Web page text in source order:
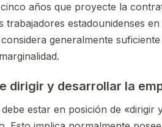
años que proyecte la
trabajadores estadounidenses
generalmente
dirigir y desarrollar la
estar en posición de «dirigir